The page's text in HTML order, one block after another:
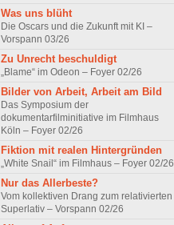
Was uns blüht
Die Oscars und die Zukunft mit KI –
Vorspann 03/26
Zu Unrecht beschuldigt
„Blame“ im Odeon – Foyer 02/26
Bilder von Arbeit, Arbeit am Bild
Das Symposium der
dokumentarfilminitiative im Filmhaus
Köln – Foyer 02/26
Fiktion mit realen Hintergründen
„White Snail“ im Filmhaus – Foyer 02/26
Nur das Allerbeste?
Vom kollektiven Drang zum relativierten
Superlativ – Vorspann 02/26